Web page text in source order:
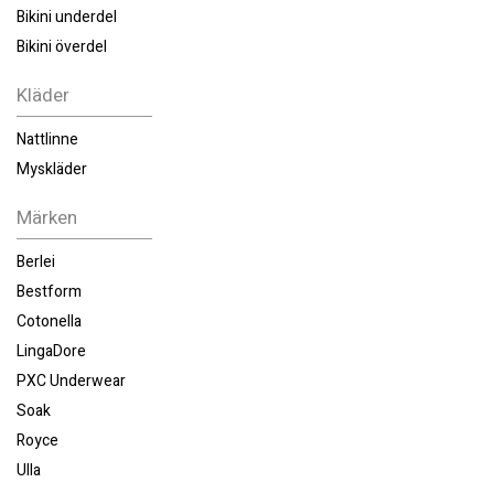
Bikini underdel
Bikini överdel
Kläder
Nattlinne
Myskläder
Märken
Berlei
Bestform
Cotonella
LingaDore
PXC Underwear
Soak
Royce
Ulla